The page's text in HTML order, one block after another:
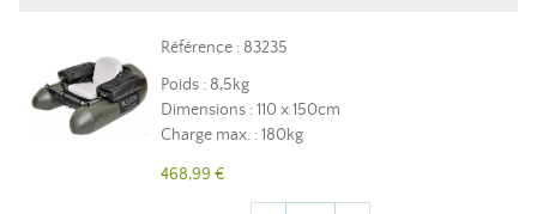
Référence : 83235
Poids : 8,5kg
Dimensions : 110 x 150cm
Charge max. : 180kg
468,99 €